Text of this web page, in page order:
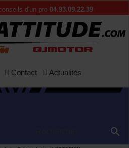
d'un pro 04.93.09.22.39
Contact Actualités
